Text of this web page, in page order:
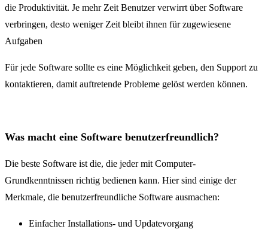
die Produktivität. Je mehr Zeit Benutzer verwirrt über Software
verbringen, desto weniger Zeit bleibt ihnen für zugewiesene
Aufgaben
Für jede Software sollte es eine Möglichkeit geben, den Support zu
kontaktieren, damit auftretende Probleme gelöst werden können.
Was macht eine Software benutzerfreundlich?
Die beste Software ist die, die jeder mit Computer-
Grundkenntnissen richtig bedienen kann. Hier sind einige der
Merkmale, die benutzerfreundliche Software ausmachen:
Einfacher Installations- und Updatevorgang